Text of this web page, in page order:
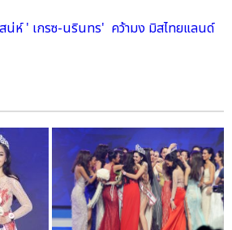
น่ห์ ' เกรซ-นรินทร' คว้ามง มิสไทยแลนด์